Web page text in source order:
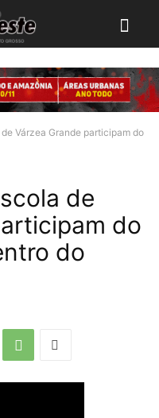
Várzea Grande participam do
de
do
do